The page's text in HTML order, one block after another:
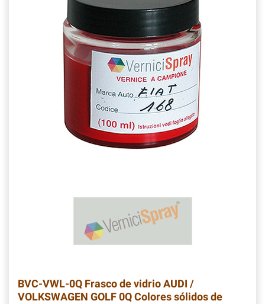
BVC-VWL-0Q Frasco de vidrio AUDI /
VOLKSWAGEN GOLF 0Q Colores sólidos de